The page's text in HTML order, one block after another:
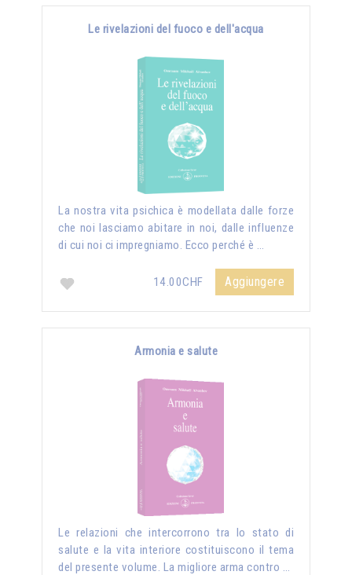
Le rivelazioni del fuoco e dell'acqua
La nostra vita psichica è modellata dalle forze
che noi lasciamo abitare in noi, dalle influenze
di cui noi ci impregniamo. Ecco perché è …
14.00CHF Aggiungere
Armonia e salute
Le relazioni che intercorrono tra lo stato di
salute e la vita interiore costituiscono il tema
del presente volume. La migliore arma contro …